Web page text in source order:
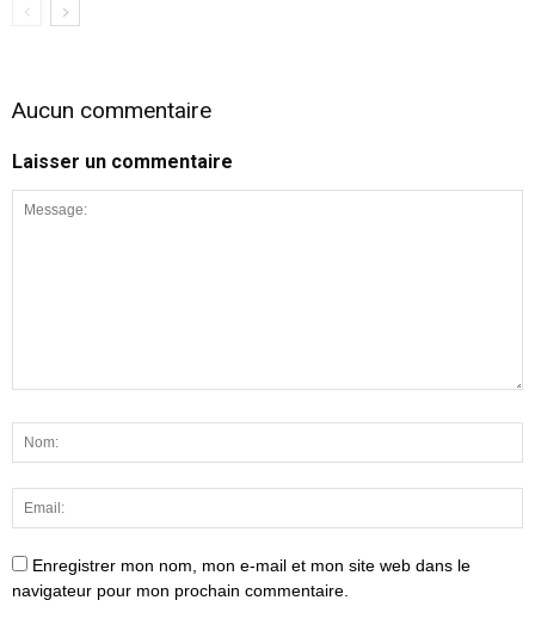
Aucun commentaire
Laisser un commentaire
Enregistrer mon nom, mon e-mail et mon site web dans le
navigateur pour mon prochain commentaire.